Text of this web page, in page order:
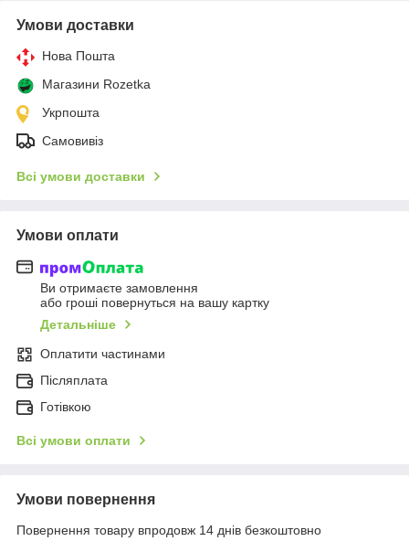
Умови доставки
Нова Пошта
Магазини Rozetka
Укрпошта
Самовивіз
Всі умови доставки
Умови оплати
Ви отримаєте замовлення
або гроші повернуться на вашу картку
Детальніше
Оплатити частинами
Післяплата
Готівкою
Всі умови оплати
Умови повернення
Повернення товару впродовж 14 днів безкоштовно